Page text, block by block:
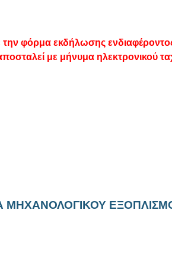
φόρμα εκδήλωσης
με μήνυμα ηλεκτρονικού
ΜΗΧΑΝΟΛΟΓΙΚΟΥ